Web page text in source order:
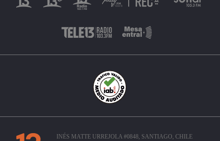
INÉS MATTE URREJOLA #0848, SANTIAGO, CHILE